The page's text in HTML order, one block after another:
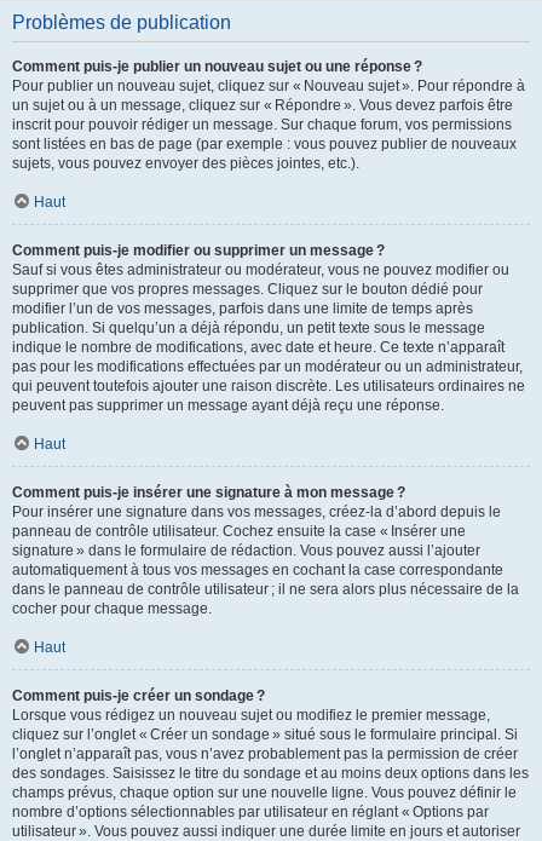
Problèmes de publication
Comment puis-je publier un nouveau sujet ou une réponse ?
Pour publier un nouveau sujet, cliquez sur « Nouveau sujet ». Pour répondre à
un sujet ou à un message, cliquez sur « Répondre ». Vous devez parfois être
inscrit pour pouvoir rédiger un message. Sur chaque forum, vos permissions
sont listées en bas de page (par exemple : vous pouvez publier de nouveaux
sujets, vous pouvez envoyer des pièces jointes, etc.).
Haut
Comment puis-je modifier ou supprimer un message ?
Sauf si vous êtes administrateur ou modérateur, vous ne pouvez modifier ou
supprimer que vos propres messages. Cliquez sur le bouton dédié pour
modifier l’un de vos messages, parfois dans une limite de temps après
publication. Si quelqu’un a déjà répondu, un petit texte sous le message
indique le nombre de modifications, avec date et heure. Ce texte n’apparaît
pas pour les modifications effectuées par un modérateur ou un administrateur,
qui peuvent toutefois ajouter une raison discrète. Les utilisateurs ordinaires ne
peuvent pas supprimer un message ayant déjà reçu une réponse.
Haut
Comment puis-je insérer une signature à mon message ?
Pour insérer une signature dans vos messages, créez-la d’abord depuis le
panneau de contrôle utilisateur. Cochez ensuite la case « Insérer une
signature » dans le formulaire de rédaction. Vous pouvez aussi l’ajouter
automatiquement à tous vos messages en cochant la case correspondante
dans le panneau de contrôle utilisateur ; il ne sera alors plus nécessaire de la
cocher pour chaque message.
Haut
Comment puis-je créer un sondage ?
Lorsque vous rédigez un nouveau sujet ou modifiez le premier message,
cliquez sur l’onglet « Créer un sondage » situé sous le formulaire principal. Si
l’onglet n’apparaît pas, vous n’avez probablement pas la permission de créer
des sondages. Saisissez le titre du sondage et au moins deux options dans les
champs prévus, chaque option sur une nouvelle ligne. Vous pouvez définir le
nombre d’options sélectionnables par utilisateur en réglant « Options par
utilisateur ». Vous pouvez aussi indiquer une durée limite en jours et autoriser